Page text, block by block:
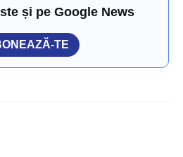
și pe Google News
TE